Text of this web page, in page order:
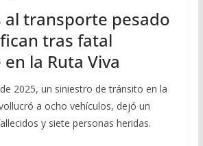
al transporte pesado
tras fatal
la Ruta Viva
2025, un siniestro de tránsito en la
a ocho vehículos, dejó un
y siete personas heridas.